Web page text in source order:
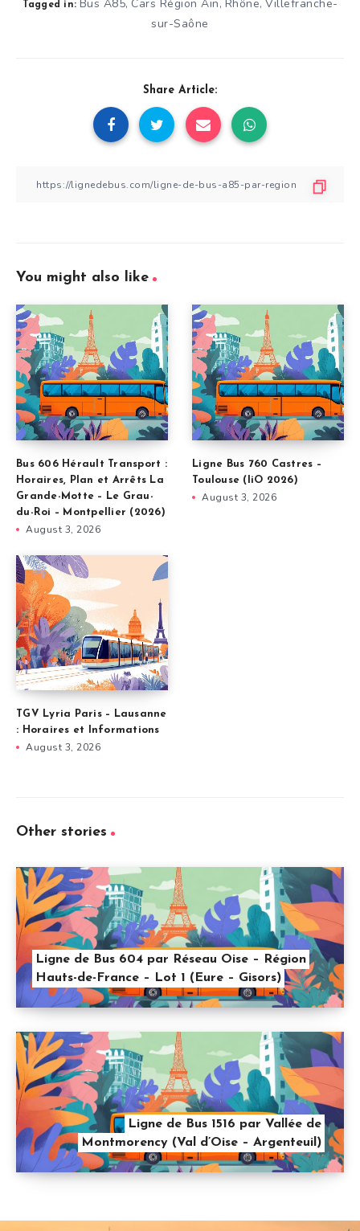
Tagged in: Bus A85, Cars Région Ain, Rhône, Villefranche-
sur-Saône
Share Article:
You might also like
Bus 606 Hérault Transport :
Horaires, Plan et Arrêts La
Grande-Motte – Le Grau-
du-Roi – Montpellier (2026)
August 3, 2026
Ligne Bus 760 Castres –
Toulouse (liO 2026)
August 3, 2026
TGV Lyria Paris – Lausanne
: Horaires et Informations
August 3, 2026
Other stories
Ligne de Bus 604 par Réseau Oise – Région
Hauts-de-France – Lot 1 (Eure – Gisors)
Ligne de Bus 1516 par Vallée de
Montmorency (Val d’Oise – Argenteuil)